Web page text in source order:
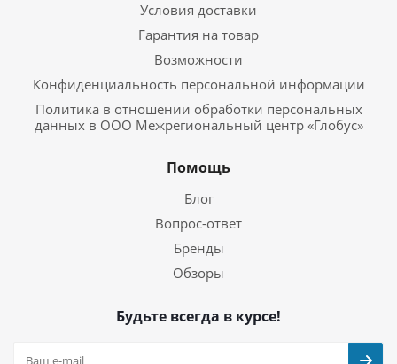
Условия доставки
Гарантия на товар
Возможности
Конфиденциальность персональной информации
Политика в отношении обработки персональных
данных в ООО Межрегиональный центр «Глобус»
Помощь
Блог
Вопрос-ответ
Бренды
Обзоры
Будьте всегда в курсе!